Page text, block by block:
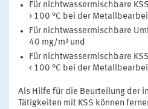
Für nichtwassermischbare
> 100 °C bei der
Für nichtwassermischbare
40 mg/m³ und
Für nichtwassermischbare
< 100 °C bei der
Als Hilfe für die Beurteilung der
Tätigkeiten mit KSS können